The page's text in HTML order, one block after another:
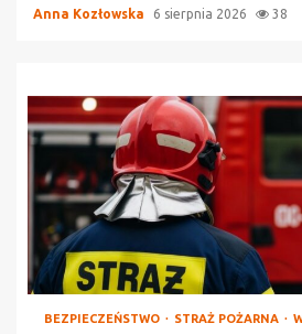
Anna Kozłowska 6 sierpnia 2026 38
BEZPIECZEŃSTWO STRAŻ POŻARNA